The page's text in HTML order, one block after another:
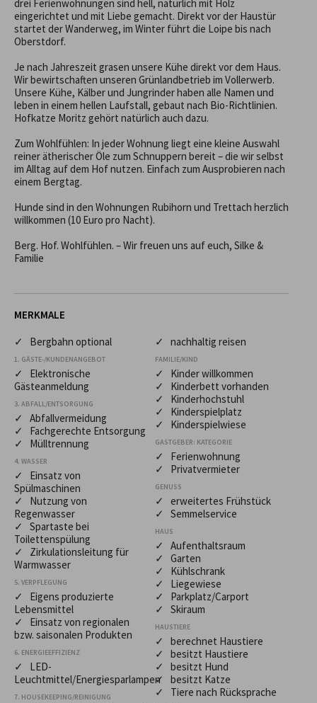
drei Ferienwohnungen sind hell, natürlich mit Holz
eingerichtet und mit Liebe gemacht. Direkt vor der Haustür
startet der Wanderweg, im Winter führt die Loipe bis nach
Oberstdorf.
Je nach Jahreszeit grasen unsere Kühe direkt vor dem Haus.
Wir bewirtschaften unseren Grünlandbetrieb im Vollerwerb.
Unsere Kühe, Kälber und Jungrinder haben alle Namen und
leben in einem hellen Laufstall, gebaut nach Bio-Richtlinien.
Hofkatze Moritz gehört natürlich auch dazu.
Zum Wohlfühlen: In jeder Wohnung liegt eine kleine Auswahl
reiner ätherischer Öle zum Schnuppern bereit – die wir selbst
im Alltag auf dem Hof nutzen. Einfach zum Ausprobieren nach
einem Bergtag.
Hunde sind in den Wohnungen Rubihorn und Trettach herzlich
willkommen (10 Euro pro Nacht).
Berg. Hof. Wohlfühlen. – Wir freuen uns auf euch, Silke &
Familie
MERKMALE
✓ Bergbahn optional
1. GÄSTE-/KUNDENANGEBOT
✓ Elektronische
Gästeanmeldung
3. ABFALL/ENTSORGUNG
✓ Abfallvermeidung
✓ Fachgerechte Entsorgung
✓ Mülltrennung
4. WASSER
✓ Einsatz von
Spülmaschinen
✓ Nutzung von
Regenwasser
✓ Spartaste bei
Toilettenspülung
✓ Zirkulationsleitung für
Warmwasser
5. VERPFLEGUNG
✓ Eigens produzierte
Lebensmittel
✓ Einsatz von regionalen
bzw. saisonalen Produkten
6. ENERGIEEFFIZIENZ
✓ LED-
Leuchtmittel/Energiesparlampen
7. HOUSEKEEPING/REINIGUNG
✓ nachhaltig reisen
FAMILIE/KIND
✓ Kinder willkommen
✓ Kinderbett vorhanden
✓ Kinderhochstuhl
✓ Kinderspielplatz
✓ Kinderspielwiese
GASTGEBER: KATEGORIE
✓ Ferienwohnung
✓ Privatvermieter
GENUSS
✓ erweitertes Frühstück
✓ Semmelservice
HAUS
✓ Aufenthaltsraum
✓ Garten
✓ Kühlschrank
✓ Liegewiese
✓ Parkplatz/Carport
✓ Skiraum
HAUSTIERE
✓ berechnet Haustiere
✓ besitzt Haustiere
✓ besitzt Hund
✓ besitzt Katze
✓ Tiere nach Rücksprache